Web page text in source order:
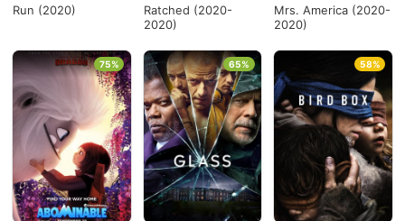
Run (2020)
Ratched (2020-
2020)
Mrs. America (2020-
2020)
75% 65% 58%